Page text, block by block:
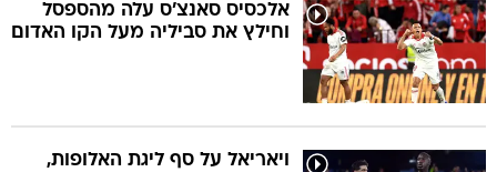
אלכסיס סאנצ'ס עלה מהספסל
וחילץ את סביליה מעל הקו האדום
ויאריאל על סף ליגת האלופות,